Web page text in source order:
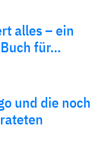
alles – ein
für…
und die noch